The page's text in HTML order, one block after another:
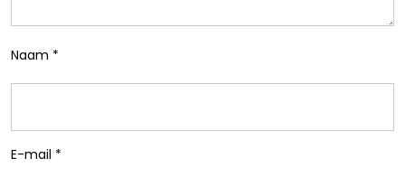
Naam *
E-mail *